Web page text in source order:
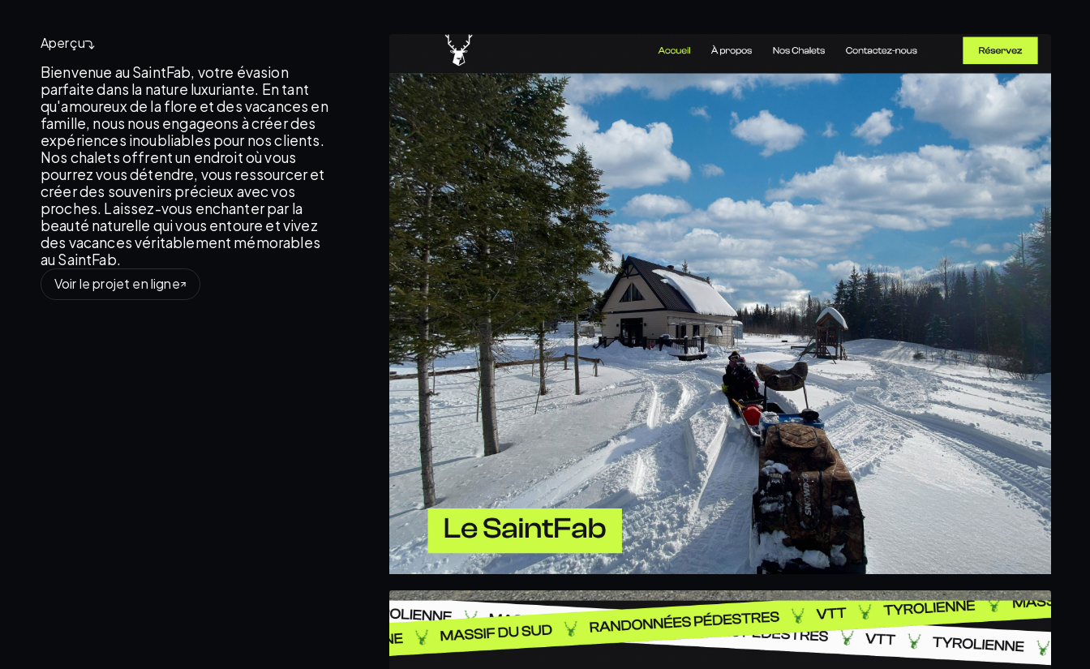
Aperçu
Bienvenue au SaintFab, votre évasion
parfaite dans la nature luxuriante. En tant
qu'amoureux de la flore et des vacances en
famille, nous nous engageons à créer des
expériences inoubliables pour nos clients.
Nos chalets offrent un endroit où vous
pourrez vous détendre, vous ressourcer et
créer des souvenirs précieux avec vos
proches. Laissez-vous enchanter par la
beauté naturelle qui vous entoure et vivez
des vacances véritablement mémorables
au SaintFab. ‍
Voir le projet en ligne
Reviens-nous vite !